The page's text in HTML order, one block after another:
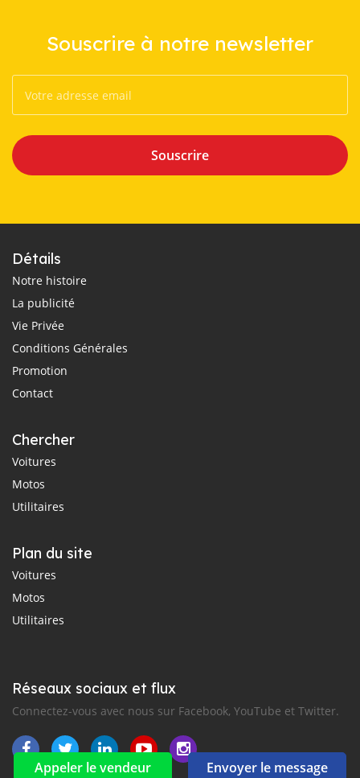
Appeler le vendeur Envoyer le message
Souscrire à notre newsletter
Souscrire
Détails
Notre histoire
La publicité
Vie Privée
Conditions Générales
Promotion
Contact
Chercher
Voitures
Motos
Utilitaires
Plan du site
Voitures
Motos
Utilitaires
Réseaux sociaux et flux
Connectez-vous avec nous sur Facebook, YouTube et Twitter.